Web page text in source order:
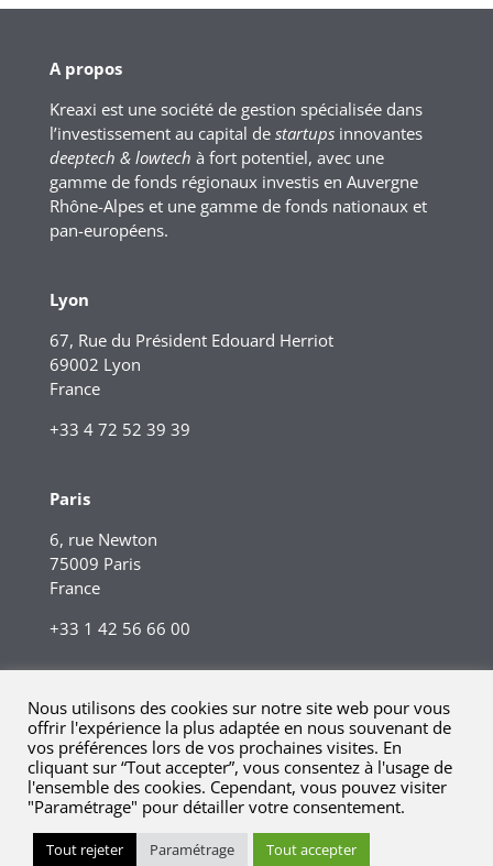
A propos
Kreaxi est une société de gestion spécialisée dans
l’investissement au capital de startupsinnovantes
deeptech & lowtech à fort potentiel, avec une
gamme de fonds régionaux investis en Auvergne
Rhône-Alpes et une gamme de fonds nationaux et
pan-européens.
Lyon
67, Rue du Président Edouard Herriot
69002 Lyon
France
+33 4 72 52 39 39
Paris
6, rue Newton
75009 Paris
France
+33 1 42 56 66 00
© 2023 Kreaxi. Tous droits réservés. Mentions légales |
Nous utilisons des cookies sur notre site web pour vous
offrir l'expérience la plus adaptée en nous souvenant de
vos préférences lors de vos prochaines visites. En
cliquant sur “Tout accepter”, vous consentez à l'usage de
l'ensemble des cookies. Cependant, vous pouvez visiter
"Paramétrage" pour détailler votre consentement.
Tout rejeter Paramétrage Tout accepter